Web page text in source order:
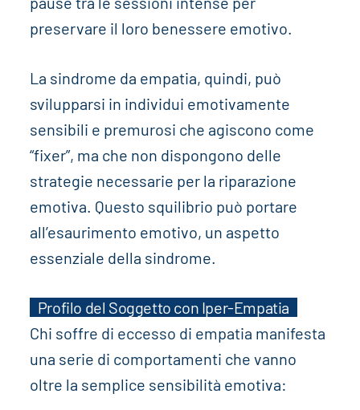
preservare il loro benessere emotivo.
La sindrome da empatia, quindi, può
svilupparsi in individui emotivamente
sensibili e premurosi che agiscono come
“fixer”, ma che non dispongono delle
strategie necessarie per la riparazione
emotiva. Questo squilibrio può portare
all’esaurimento emotivo, un aspetto
essenziale della sindrome.
Profilo del Soggetto con Iper-Empatia
Chi soffre di eccesso di empatia manifesta
una serie di comportamenti che vanno
oltre la semplice sensibilità emotiva: